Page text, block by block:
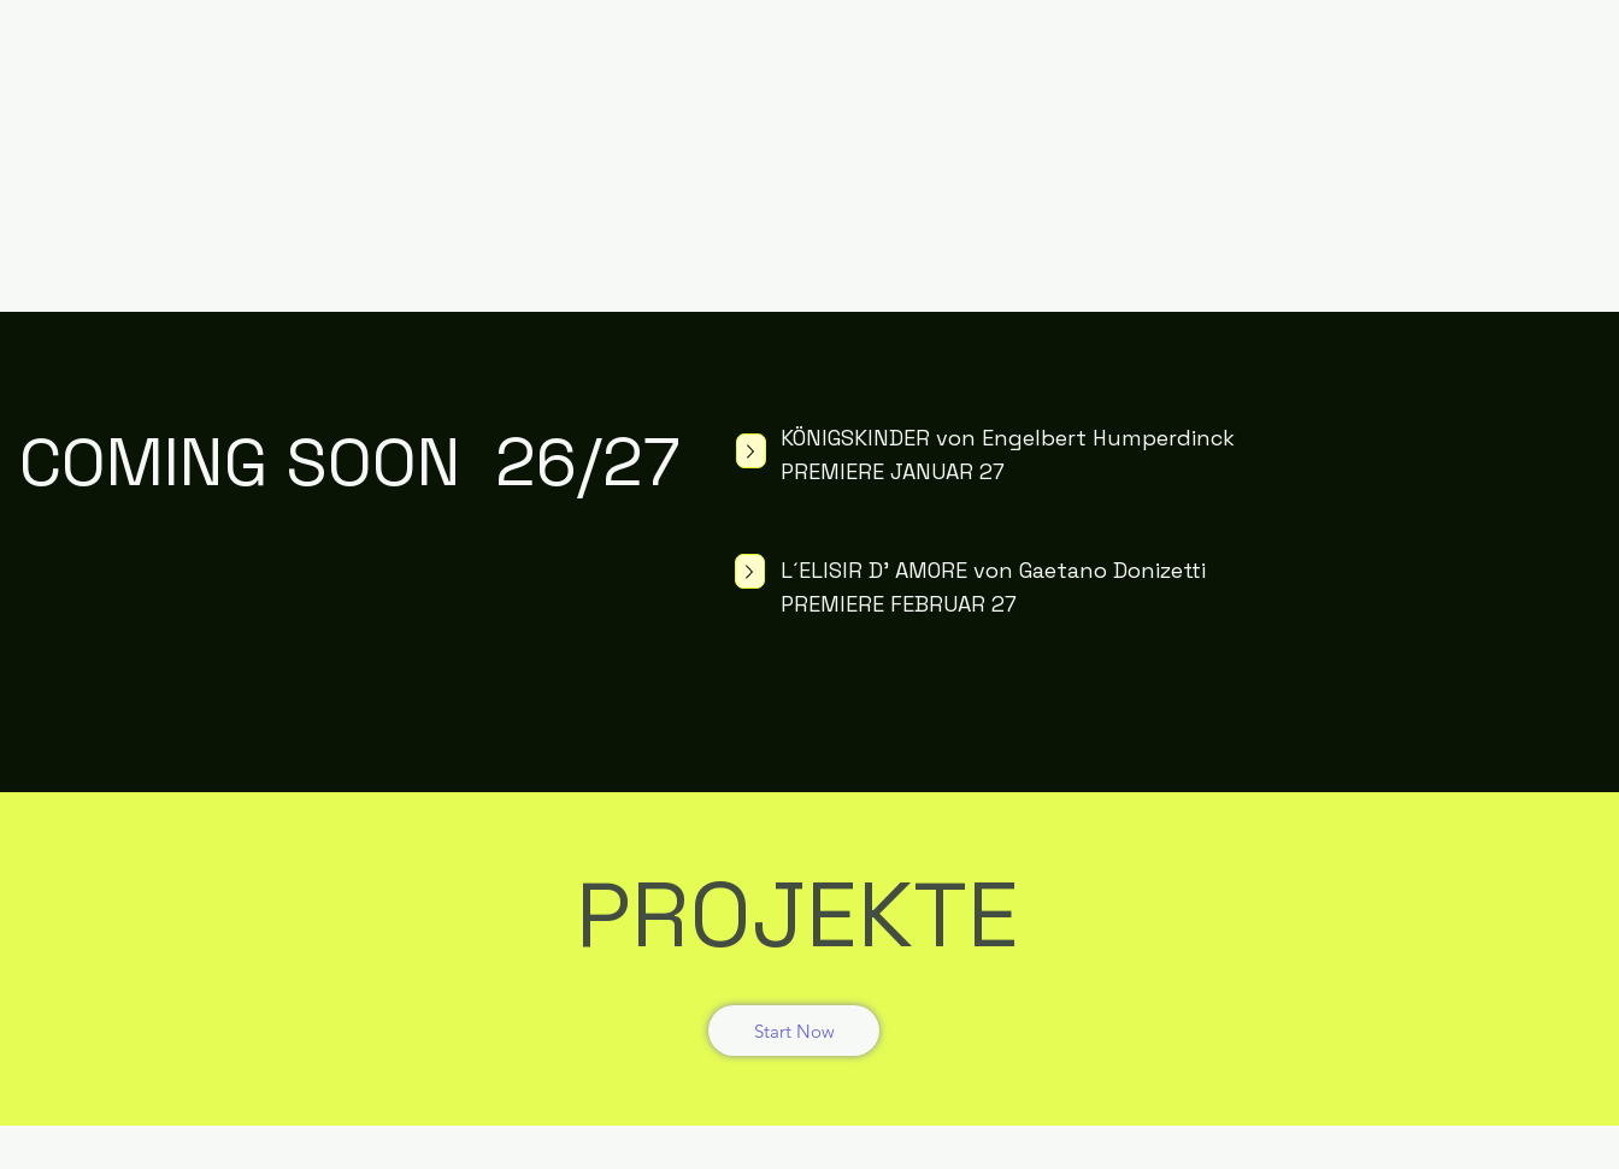
COMING SOON 26/27
KÖNIGSKINDER von Engelbert Humperdinck
PREMIERE JANUAR 27
L´ELISIR D' AMORE von Gaetano Donizetti
PREMIERE FEBRUAR 27
PROJEKTE
Start Now